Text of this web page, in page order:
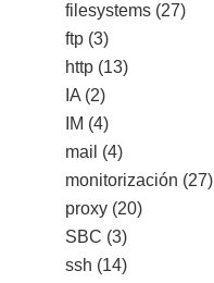
filesystems (27)
ftp (3)
http (13)
IA (2)
IM (4)
mail (4)
monitorización (27)
proxy (20)
SBC (3)
ssh (14)